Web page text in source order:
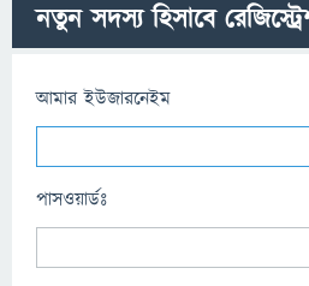
নতুন সদস্য হিসাবে
আমার ইউজারনেইম
পাসওয়ার্ডঃ